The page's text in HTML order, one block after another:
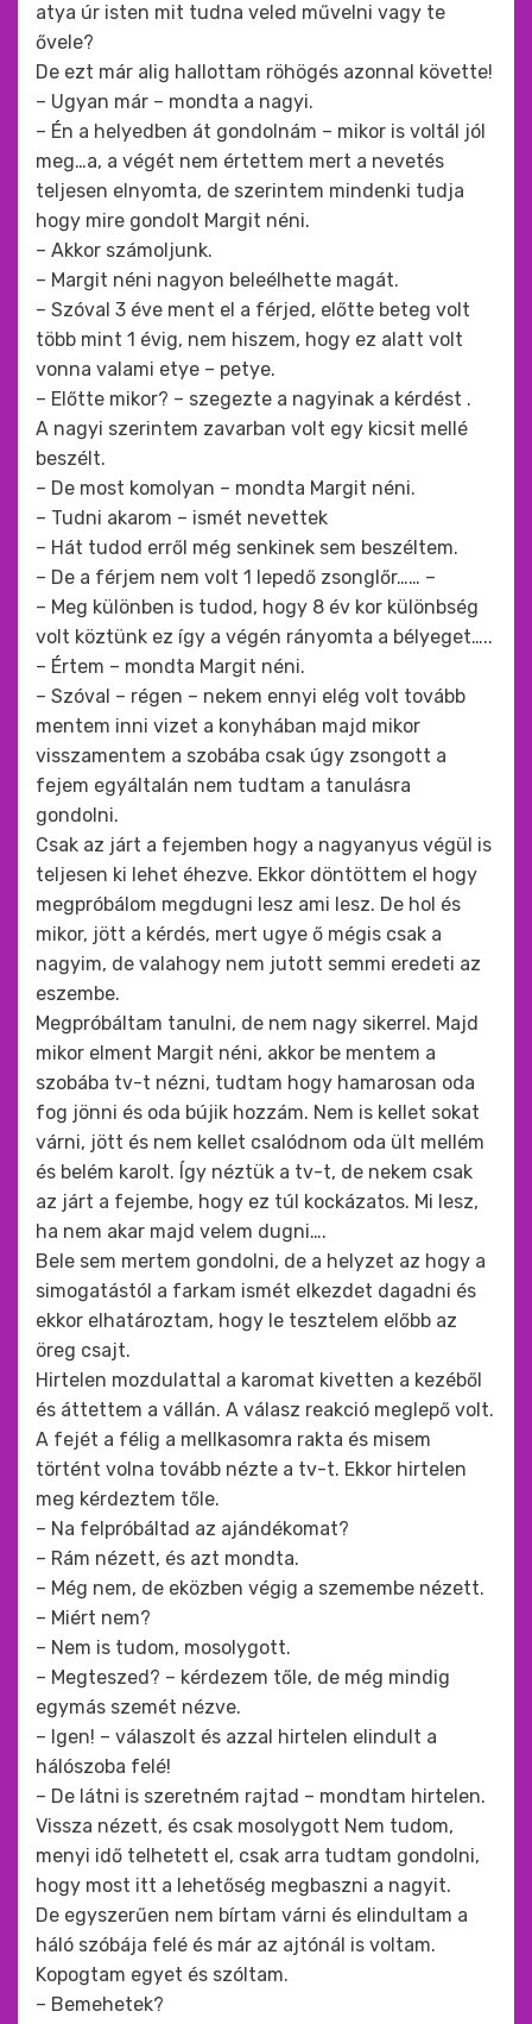
atya úr isten mit tudna veled művelni vagy te
ővele?
De ezt már alig hallottam röhögés azonnal követte!
– Ugyan már – mondta a nagyi.
– Én a helyedben át gondolnám – mikor is voltál jól
meg…a, a végét nem értettem mert a nevetés
teljesen elnyomta, de szerintem mindenki tudja
hogy mire gondolt Margit néni.
– Akkor számoljunk.
– Margit néni nagyon beleélhette magát.
– Szóval 3 éve ment el a férjed, előtte beteg volt
több mint 1 évig, nem hiszem, hogy ez alatt volt
vonna valami etye – petye.
– Előtte mikor? – szegezte a nagyinak a kérdést .
A nagyi szerintem zavarban volt egy kicsit mellé
beszélt.
– De most komolyan – mondta Margit néni.
– Tudni akarom – ismét nevettek
– Hát tudod erről még senkinek sem beszéltem.
– De a férjem nem volt 1 lepedő zsonglőr…… –
– Meg különben is tudod, hogy 8 év kor különbség
volt köztünk ez így a végén rányomta a bélyeget…..
– Értem – mondta Margit néni.
– Szóval – régen – nekem ennyi elég volt tovább
mentem inni vizet a konyhában majd mikor
visszamentem a szobába csak úgy zsongott a
fejem egyáltalán nem tudtam a tanulásra
gondolni.
Csak az járt a fejemben hogy a nagyanyus végül is
teljesen ki lehet éhezve. Ekkor döntöttem el hogy
megpróbálom megdugni lesz ami lesz. De hol és
mikor, jött a kérdés, mert ugye ő mégis csak a
nagyim, de valahogy nem jutott semmi eredeti az
eszembe.
Megpróbáltam tanulni, de nem nagy sikerrel. Majd
mikor elment Margit néni, akkor be mentem a
szobába tv-t nézni, tudtam hogy hamarosan oda
fog jönni és oda bújik hozzám. Nem is kellet sokat
várni, jött és nem kellet csalódnom oda ült mellém
és belém karolt. Így néztük a tv-t, de nekem csak
az járt a fejembe, hogy ez túl kockázatos. Mi lesz,
ha nem akar majd velem dugni….
Bele sem mertem gondolni, de a helyzet az hogy a
simogatástól a farkam ismét elkezdet dagadni és
ekkor elhatároztam, hogy le tesztelem előbb az
öreg csajt.
Hirtelen mozdulattal a karomat kivetten a kezéből
és áttettem a vállán. A válasz reakció meglepő volt.
A fejét a félig a mellkasomra rakta és misem
történt volna tovább nézte a tv-t. Ekkor hirtelen
meg kérdeztem tőle.
– Na felpróbáltad az ajándékomat?
– Rám nézett, és azt mondta.
– Még nem, de eközben végig a szemembe nézett.
– Miért nem?
– Nem is tudom, mosolygott.
– Megteszed? – kérdezem tőle, de még mindig
egymás szemét nézve.
– Igen! – válaszolt és azzal hirtelen elindult a
hálószoba felé!
– De látni is szeretném rajtad – mondtam hirtelen.
Vissza nézett, és csak mosolygott Nem tudom,
menyi idő telhetett el, csak arra tudtam gondolni,
hogy most itt a lehetőség megbaszni a nagyit.
De egyszerűen nem bírtam várni és elindultam a
háló szóbája felé és már az ajtónál is voltam.
Kopogtam egyet és szóltam.
– Bemehetek?